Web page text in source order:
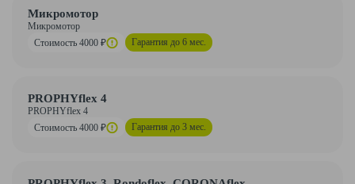
Микромотор
Микромотор
Стоимость 4000 ₽
Гарантия до 6 мес.
PROPHYflex 4
PROPHYflex 4
Стоимость 4000 ₽
Гарантия до 3 мес.